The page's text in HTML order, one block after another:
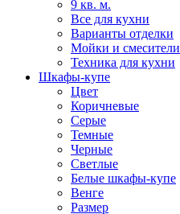
9 кв. м.
Все для кухни
Варианты отделки
Мойки и смесители
Техника для кухни
Шкафы-купе
Цвет
Коричневые
Серые
Темные
Черные
Светлые
Белые шкафы-купе
Венге
Размер